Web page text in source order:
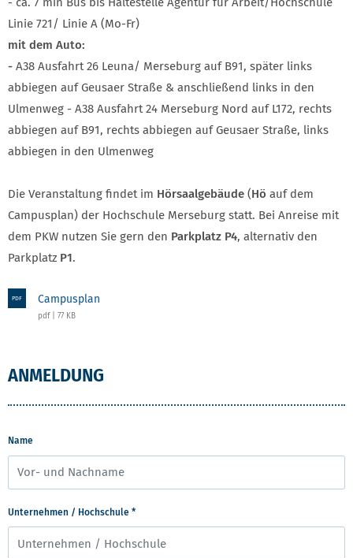
Linie 721/ Linie A (Mo-Fr)
mit dem Auto:
- A38 Ausfahrt 26 Leuna/ Merseburg auf B91, später links
abbiegen auf Geusaer Straße & anschließend links in den
Ulmenweg - A38 Ausfahrt 24 Merseburg Nord auf L172, rechts
abbiegen auf B91, rechts abbiegen auf Geusaer Straße, links
abbiegen in den Ulmenweg
Die Veranstaltung findet im Hörsaalgebäude (Hö auf dem
Campusplan) der Hochschule Merseburg statt. Bei Anreise mit
dem PKW nutzen Sie gern den Parkplatz P4, alternativ den
Parkplatz P1.
PDF Campusplan
pdf | 77 KB
ANMELDUNG
Name
Unternehmen / Hochschule *